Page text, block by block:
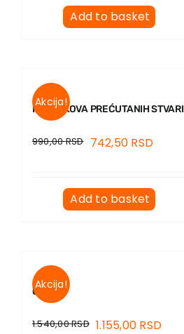
Add to basket
Akcija!
IZ SPISKOVA PREĆUTANIH STVARI
990,00RSD 742,50 RSD
Add to basket
Akcija!
OLUJA
1.540,00RSD 1.155,00 RSD